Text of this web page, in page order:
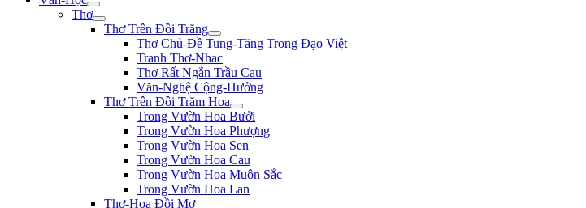
Thơ
Thơ Trên Đồi Trăng
Thơ Chủ-Đề Tung-Tăng Trong Đạo Việt
Tranh Thơ-Nhac
Thơ Rất Ngắn Trầu Cau
Văn-Nghệ Cộng-Hưởng
Thơ Trên Đồi Trăm Hoa
Trong Vườn Hoa Bưởi
Trong Vườn Hoa Phượng
Trong Vườn Hoa Sen
Trong Vườn Hoa Cau
Trong Vườn Hoa Muôn Sắc
Trong Vườn Hoa Lan
Thơ-Họa Đồi Mơ